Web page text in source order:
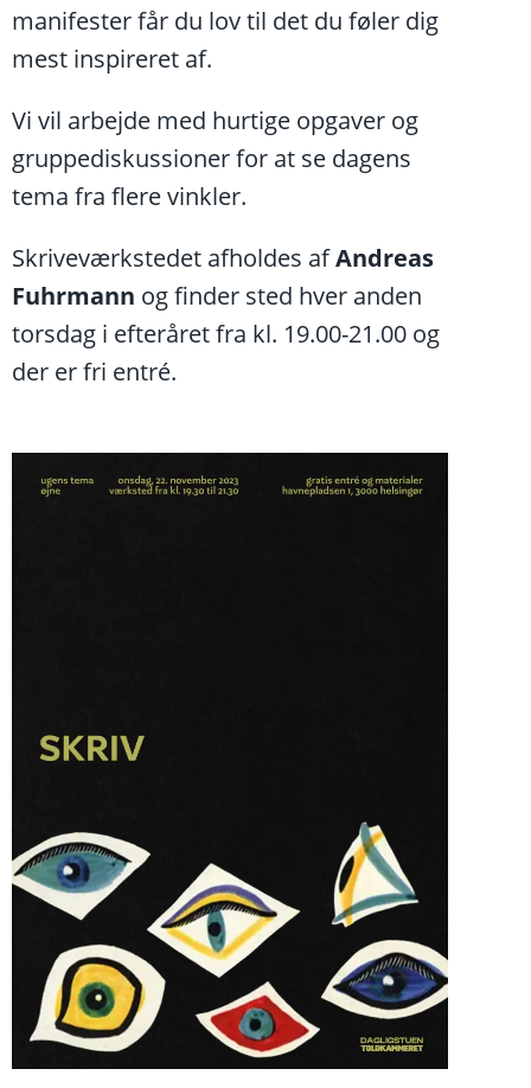
manifester får du lov til det du føler dig
mest inspireret af.
Vi vil arbejde med hurtige opgaver og
gruppediskussioner for at se dagens
tema fra flere vinkler.
Skriveværkstedet afholdes afAndreas
Fuhrmann og finder sted hver anden
torsdag i efteråret fra kl. 19.00-21.00 og
der er fri entré.